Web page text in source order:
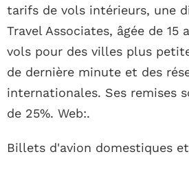
tarifs de vols intérieurs, une
Travel Associates, âgée de 15
vols pour des villes plus
de dernière minute et des
internationales. Ses remises
de 25%. Web:.
Billets d'avion domestiques